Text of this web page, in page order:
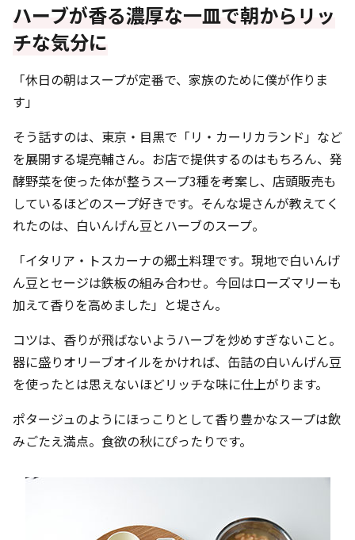
ハーブが香る濃厚な一皿で朝からリッ
チな気分に
「休日の朝はスープが定番で、家族のために僕が作りま
す」
そう話すのは、東京・目黒で「リ・カーリカランド」など
を展開する堤亮輔さん。お店で提供するのはもちろん、発
酵野菜を使った体が整うスープ3種を考案し、店頭販売も
しているほどのスープ好きです。そんな堤さんが教えてく
れたのは、白いんげん豆とハーブのスープ。
「イタリア・トスカーナの郷土料理です。現地で白いんげ
ん豆とセージは鉄板の組み合わせ。今回はローズマリーも
加えて香りを高めました」と堤さん。
コツは、香りが飛ばないようハーブを炒めすぎないこと。
器に盛りオリーブオイルをかければ、缶詰の白いんげん豆
を使ったとは思えないほどリッチな味に仕上がります。
ポタージュのようにほっこりとして香り豊かなスープは飲
みごたえ満点。食欲の秋にぴったりです。